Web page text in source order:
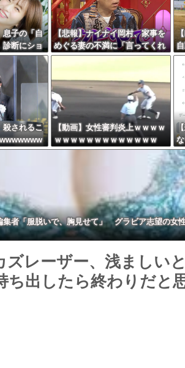
ス
ャンセルすべきか…1万年ぶり史上最大級
お知らせ
でとうタキ！」リヴァプール南野がバース
息子の「自
診断にショ
いた乳幼児
【悲報】ナイナイ岡村、家事を
めぐる妻の不満に「言ってくれ
たら済む話やん」になるみ「バ
イトやったらクビやで」説教受
け黙り込む
殺されるこ
【動画】女性審判炎上ｗｗｗｗ
ｗｗｗｗｗｗｗｗｗｗｗｗｗ
集者「服脱いで、胸見せて」 グラビア志望の女
ズレーザー、浅ましい
ち出したら終わりだと